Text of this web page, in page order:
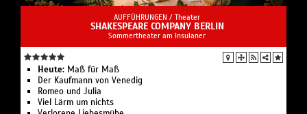
AUFFÜHRUNGEN / Theater
SHAKESPEARE COMPANY BERLIN
Sommertheater am Insulaner
Heute: Maß für Maß
Der Kaufmann von Venedig
Romeo und Julia
Viel Lärm um nichts